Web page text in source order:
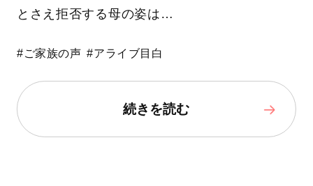
とさえ拒否する母の姿は…
#ご家族の声 #アライブ目白
続きを読む